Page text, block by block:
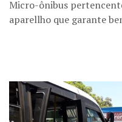
Micro-ônibus
aparellho que garante